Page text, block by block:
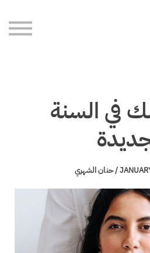
الخاصة
حساب
في السنة